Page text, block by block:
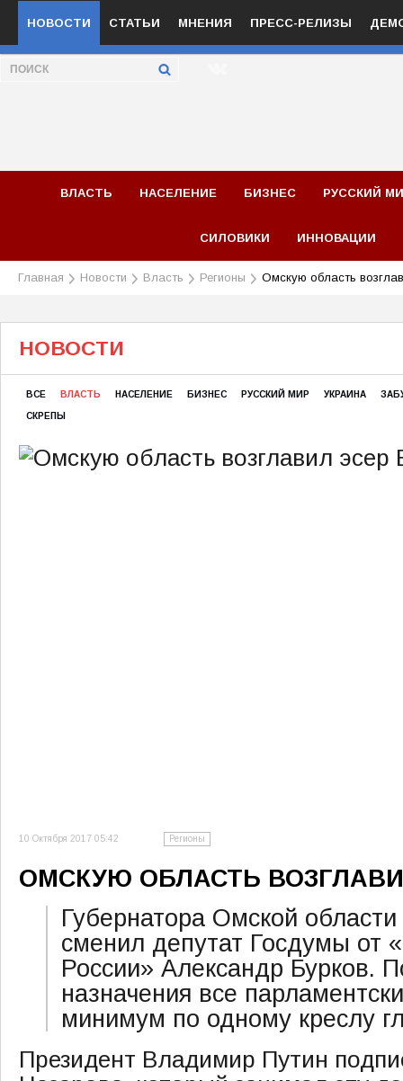
НОВОСТИ СТАТЬИ МНЕНИЯ ПРЕСС-РЕЛИЗЫ
ВЛАСТЬ НАСЕЛЕНИЕ БИЗНЕС РУССКИЙ
СИЛОВИКИ ИННОВАЦИИ
Главная Новости Власть Регионы Омскую область
НОВОСТИ
ВСЕ ВЛАСТЬ НАСЕЛЕНИЕ БИЗНЕС РУССКИЙ МИР УКРАИНА
СКРЕПЫ
10 Октября 2017 05:42 Регионы
ОМСКУЮ ОБЛАСТЬ
Губернатора Омской
сменил депутат Госдумы от
России» Александр Бурков.
назначения все
минимум по одному креслу
Президент Владимир Путин